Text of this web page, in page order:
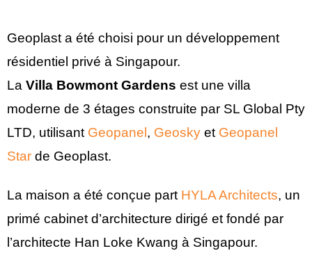
Geoplast a été choisi pour un développement
résidentiel privé à Singapour.
La Villa Bowmont Gardens est une villa
moderne de 3 étages construite par SL Global Pty
LTD, utilisant Geopanel, Geosky et Geopanel
Star de Geoplast.
La maison a été conçue part HYLA Architects, un
primé cabinet d’architecture dirigé et fondé par
l’architecte Han Loke Kwang à Singapour.